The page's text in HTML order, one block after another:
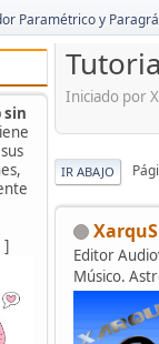
Paramétrico y
sin
]
Iniciado por
IR ABAJO
XarquS
Editor
Músico.